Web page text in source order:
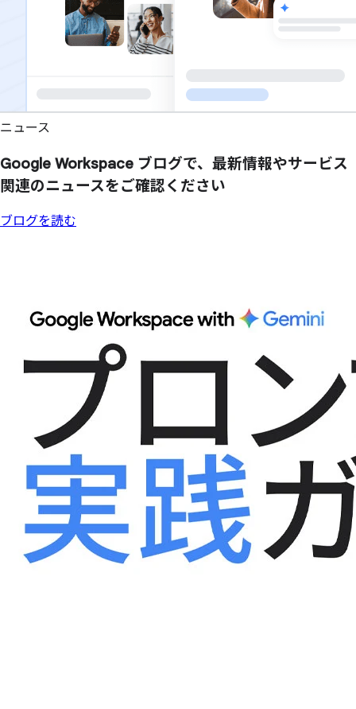
ニュース
Google Workspace ブログで、 最新情報やサービス
関連のニュースをご確認ください
ブログを読む